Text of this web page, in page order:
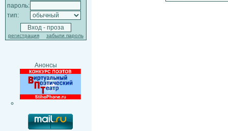
пароль:
тип:
регистрация забыли пароль
Анонсы